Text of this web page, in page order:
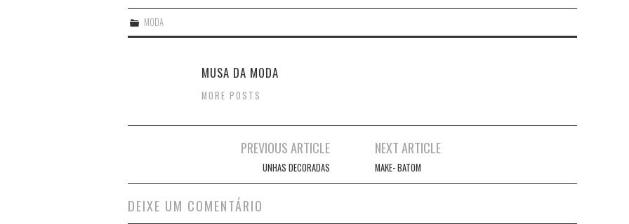
MODA
MUSA DA MODA
MORE POSTS
PREVIOUS ARTICLE
UNHAS DECORADAS
NEXT ARTICLE
MAKE- BATOM
DEIXE UM COMENTÁRIO